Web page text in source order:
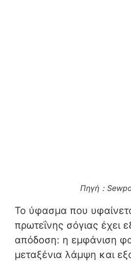
Πηγή：
Το ύφασμα που
πρωτεΐνης σόγιας έχει
απόδοση: η εμφάνιση
μεταξένια λάμψη και